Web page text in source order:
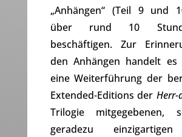
„Anhängen“ (Teil 9 und
über rund 10
beschäftigen. Zur
den Anhängen handelt es
eine Weiterführung der
Extended-Editions derHerr-
Trilogie mitgegebenen,
geradezu